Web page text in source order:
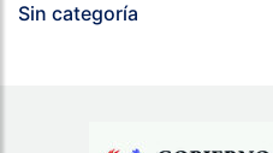
Sin categoría